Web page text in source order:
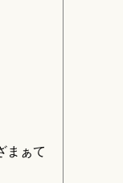
まぁて